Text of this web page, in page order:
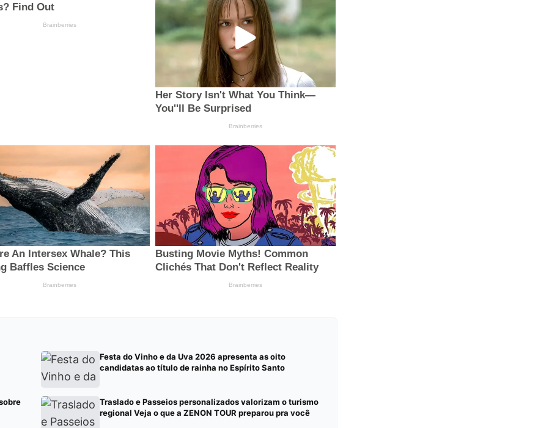
Festa do Vinho e da Uva 2026 apresenta as oito
candidatas ao título de rainha no Espírito Santo
Traslado e Passeios personalizados valorizam o turismo
regional Veja o que a ZENON TOUR preparou pra você